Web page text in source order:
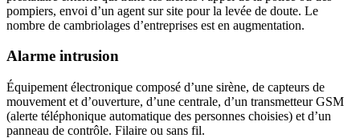
pompiers, envoi d’un agent sur site pour la levée de doute. Le
nombre de cambriolages d’entreprises est en augmentation.
Alarme intrusion
Équipement électronique composé d’une sirène, de capteurs de
mouvement et d’ouverture, d’une centrale, d’un transmetteur GSM
(alerte téléphonique automatique des personnes choisies) et d’un
panneau de contrôle. Filaire ou sans fil.